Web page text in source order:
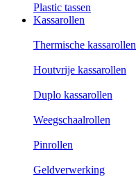
Plastic tassen
Kassarollen
Thermische kassarollen
Houtvrije kassarollen
Duplo kassarollen
Weegschaalrollen
Pinrollen
Geldverwerking